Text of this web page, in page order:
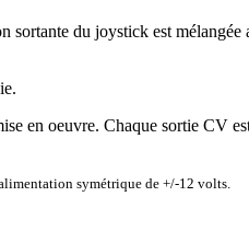
du joystick est
en oeuvre. Chaque sortie CV
symétrique de +/-12 volts.